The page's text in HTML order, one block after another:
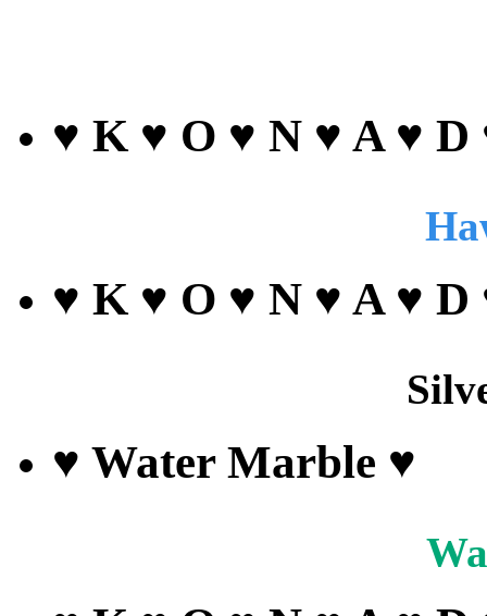
♥ K ♥ O ♥ N ♥ A ♥ D
♥ K ♥ O ♥ N ♥ A ♥ D
♥ Water Marble ♥